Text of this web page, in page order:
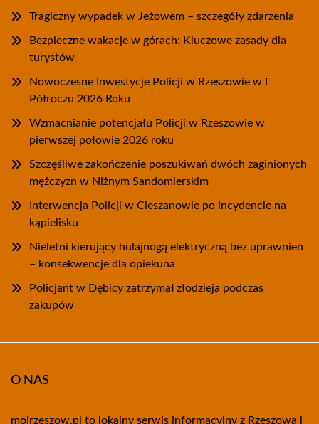
Tragiczny wypadek w Jeżowem – szczegóły zdarzenia
Bezpieczne wakacje w górach: Kluczowe zasady dla
turystów
Nowoczesne Inwestycje Policji w Rzeszowie w I
Półroczu 2026 Roku
Wzmacnianie potencjału Policji w Rzeszowie w
pierwszej połowie 2026 roku
Szczęśliwe zakończenie poszukiwań dwóch zaginionych
mężczyzn w Niżnym Sandomierskim
Interwencja Policji w Cieszanowie po incydencie na
kąpielisku
Nieletni kierujący hulajnogą elektryczną bez uprawnień
– konsekwencje dla opiekuna
Policjant w Dębicy zatrzymał złodzieja podczas
zakupów
O NAS
mojrzeszow.pl to lokalny serwis informacyjny z Rzeszowa i